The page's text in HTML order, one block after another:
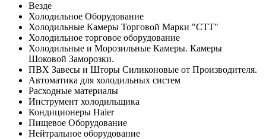
Везде
Холодильное Оборудование
Холодильные Камеры Торговой Марки "СТТ"
Холодильное торговое оборудование
Холодильные и Морозильные Камеры. Камеры
Шоковой Заморозки.
ПВХ Завесы и Шторы Силиконовые от Производителя.
Автоматика для холодильных систем
Расходные материалы
Инструмент холодильщика
Кондиционеры Haier
Пищевое Оборудование
Нейтральное оборудование